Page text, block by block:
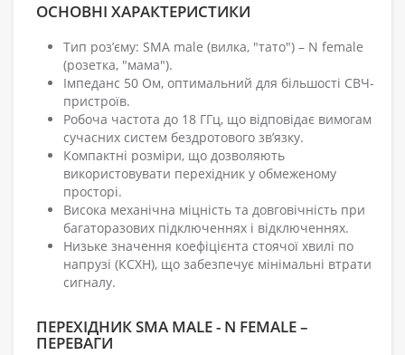
ОСНОВНІ ХАРАКТЕРИСТИКИ
Тип роз’єму: SMA male (вилка, "тато") – N female
(розетка, "мама").
Імпеданс 50 Ом, оптимальний для більшості СВЧ-
пристроїв.
Робоча частота до 18 ГГц, що відповідає вимогам
сучасних систем бездротового зв’язку.
Компактні розміри, що дозволяють
використовувати перехідник у обмеженому
просторі.
Висока механічна міцність та довговічність при
багаторазових підключеннях і відключеннях.
Низьке значення коефіцієнта стоячої хвилі по
напрузі (КСХН), що забезпечує мінімальні втрати
сигналу.
ПЕРЕХІДНИК SMA MALE - N FEMALE –
ПЕРЕВАГИ